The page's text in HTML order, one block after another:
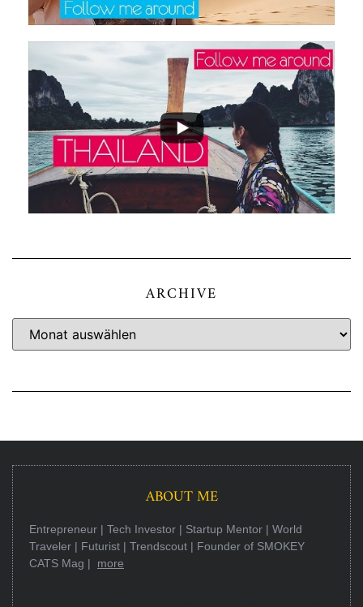
ARCHIVE
ABOUT ME
Entrepreneur | Tech Investor | Startup Mentor | World
Traveler | Futurist | Trendscout | Founder of SMOKEY
CATS Mag | more